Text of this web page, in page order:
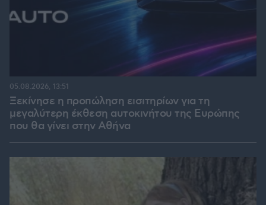
Ξεκίνησε η προπώληση εισιτηρίων για τη
μεγαλύτερη έκθεση αυτοκινήτου της Ευρώπης
που θα γίνει στην Αθήνα
05.08.2026, 13:51